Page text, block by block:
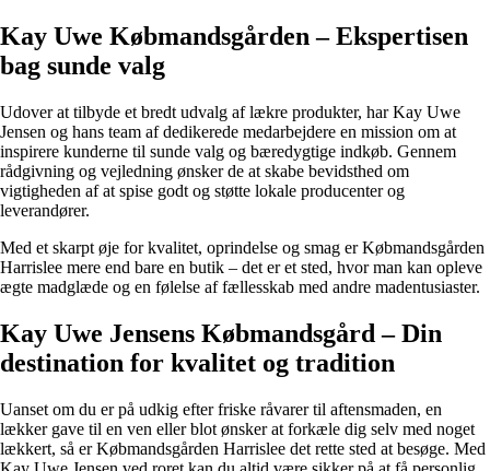
Kay Uwe Købmandsgården – Ekspertisen
bag sunde valg
Udover at tilbyde et bredt udvalg af lækre produkter, har Kay Uwe
Jensen og hans team af dedikerede medarbejdere en mission om at
inspirere kunderne til sunde valg og bæredygtige indkøb. Gennem
rådgivning og vejledning ønsker de at skabe bevidsthed om
vigtigheden af at spise godt og støtte lokale producenter og
leverandører.
Med et skarpt øje for kvalitet, oprindelse og smag er Købmandsgården
Harrislee mere end bare en butik – det er et sted, hvor man kan opleve
ægte madglæde og en følelse af fællesskab med andre madentusiaster.
Kay Uwe Jensens Købmandsgård – Din
destination for kvalitet og tradition
Uanset om du er på udkig efter friske råvarer til aftensmaden, en
lækker gave til en ven eller blot ønsker at forkæle dig selv med noget
lækkert, så er Købmandsgården Harrislee det rette sted at besøge. Med